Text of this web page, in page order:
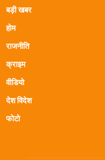
बड़ी खबर
होम
राजनीति
क्राइम
वीडियो
देश विदेश
फोटो